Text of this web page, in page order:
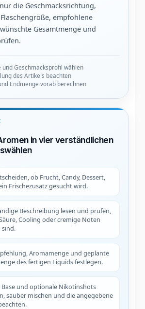
die Geschmacksrichtung,
empfohlene
Gesamtmenge und
und Geschmacksprofil wählen
des Artikels beachten
Endmenge vorab berechnen
in vier verständlichen
ob Frucht, Candy, Dessert,
Frischezusatz gesucht wird.
Beschreibung lesen und prüfen,
Cooling oder cremige Noten
Aromamenge und geplante
des fertigen Liquids festlegen.
Base und optionale Nikotinshots
sauber mischen und die angegebene